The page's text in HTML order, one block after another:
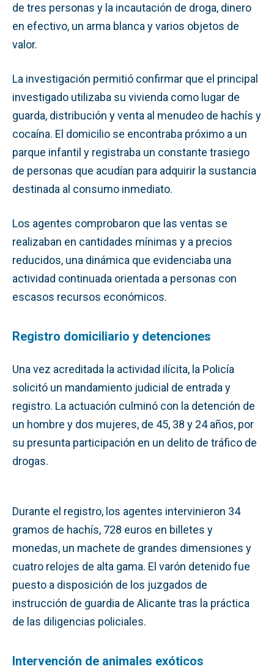
de tres personas y la incautación de droga, dinero
en efectivo, un arma blanca y varios objetos de
valor.
La investigación permitió confirmar que el principal
investigado utilizaba su vivienda como lugar de
guarda, distribución y venta al menudeo de hachís y
cocaína. El domicilio se encontraba próximo a un
parque infantil y registraba un constante trasiego
de personas que acudían para adquirir la sustancia
destinada al consumo inmediato.
Los agentes comprobaron que las ventas se
realizaban en cantidades mínimas y a precios
reducidos, una dinámica que evidenciaba una
actividad continuada orientada a personas con
escasos recursos económicos.
Registro domiciliario y detenciones
Una vez acreditada la actividad ilícita, la Policía
solicitó un mandamiento judicial de entrada y
registro. La actuación culminó con la detención de
un hombre y dos mujeres, de 45, 38 y 24 años, por
su presunta participación en un delito de tráfico de
drogas.
Durante el registro, los agentes intervinieron 34
gramos de hachís, 728 euros en billetes y
monedas, un machete de grandes dimensiones y
cuatro relojes de alta gama. El varón detenido fue
puesto a disposición de los juzgados de
instrucción de guardia de Alicante tras la práctica
de las diligencias policiales.
Intervención de animales exóticos